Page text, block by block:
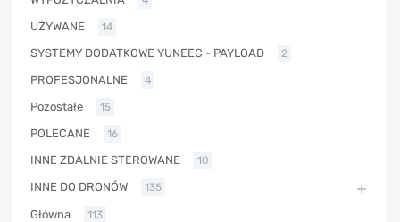
UŻYWANE 14
SYSTEMY DODATKOWE YUNEEC - PAYLOAD 2
PROFESJONALNE 4
Pozostałe 15
POLECANE 16
INNE ZDALNIE STEROWANE 10
INNE DO DRONÓW 135
Główna 113